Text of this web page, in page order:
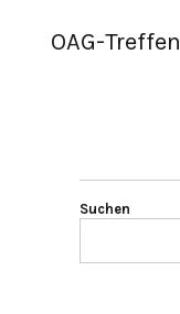
OAG-Treffen
Suchen